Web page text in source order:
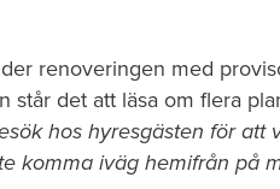
renoveringen med
står det att läsa om flera
hos hyresgästen för att
komma iväg hemifrån på